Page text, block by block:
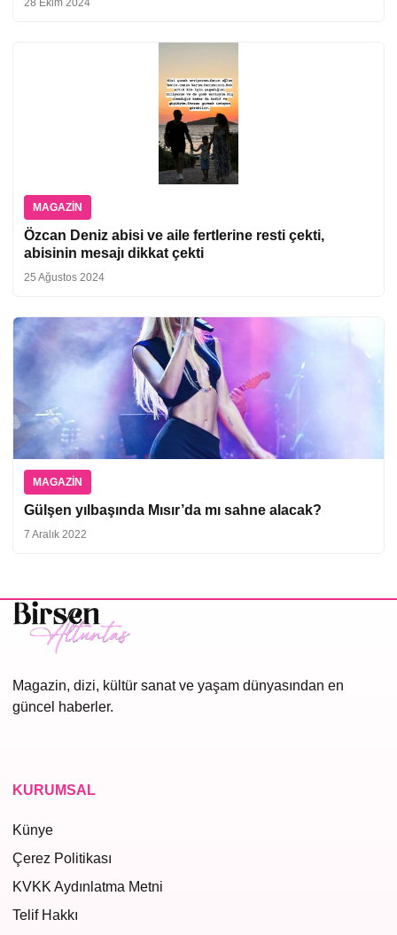
28 Ekim 2024
MAGAZIN
Özcan Deniz abisi ve aile fertlerine resti çekti,
abisinin mesajı dikkat çekti
25 Ağustos 2024
MAGAZIN
Gülşen yılbaşında Mısır’da mı sahne alacak?
7 Aralık 2022
Magazin, dizi, kültür sanat ve yaşam dünyasından en
güncel haberler.
KURUMSAL
Künye
Çerez Politikası
KVKK Aydınlatma Metni
Telif Hakkı